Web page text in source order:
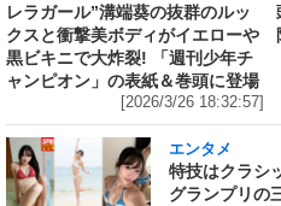
レラガール”溝端葵の抜群のルッ
クスと衝撃美ボディがイエローや
黒ビキニで大炸裂! 「週刊少年チ
ャンピオン」の表紙＆巻頭に登場
[2026/3/26 18:32:57]
エンタメ
特技はクラシ
グランプリの